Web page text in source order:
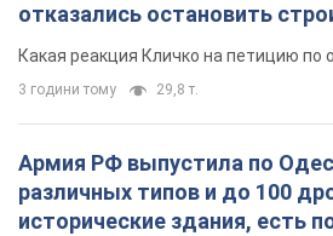
отказались остановить
небоскреба "московского
Какая реакция Кличко на петицию по
3 години тому 29,8 т.
Армия РФ выпустила по
различных типов и до 100
исторические здания, есть